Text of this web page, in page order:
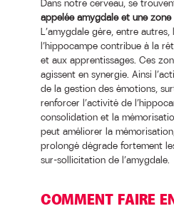
Dans notre cerveau, se
appelée amygdale et une
L’amygdale gère, entre
l’hippocampe contribue à la
et aux apprentissages. Ces
agissent en synergie. Ainsi
de la gestion des émotions,
renforcer l’activité de
consolidation et la
peut améliorer la
prolongé dégrade fortement
sur-sollicitation de l’amygdale.
COMMENT FAIRE